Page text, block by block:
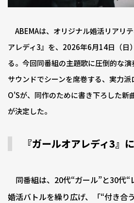
ABEMAは、オリジナル婚活リアリ
アレディ3』を、2026年6月14日（日
る。今回同番組の主題歌に圧倒的な
サウンドでシーンを席巻する、実力
O'Sが、同作のために書き下ろした新
が決定した。
『ガールオアレディ3』
同番組は、20代“ガール”と30代“
婚活バトルを繰り広げ、「“付き合